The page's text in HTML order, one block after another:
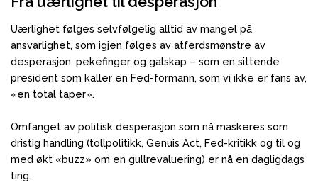
Uærlighet følges selvfølgelig alltid av mangel på
ansvarlighet, som igjen følges av atferdsmønstre av
desperasjon, pekefinger og galskap – som en sittende
president som kaller en Fed-formann, som vi ikke er fans av,
«en total taper».
Omfanget av politisk desperasjon som nå maskeres som
dristig handling (tollpolitikk, Genuis Act, Fed-kritikk og til og
med økt «buzz» om en gullrevaluering) er nå en dagligdags
ting.